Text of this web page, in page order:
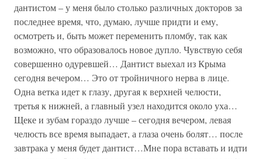
дантистом – у меня было столько различных докторов за
последнее время, что, думаю, лучше придти и ему,
осмотреть и, быть может переменить пломбу, так как
возможно, что образовалось новое дупло. Чувствую себя
совершенно одуревшей… Дантист выехал из Крыма
сегодня вечером… Это от тройничного нерва в лице.
Одна ветка идет к глазу, другая к верхней челюсти,
третья к нижней, а главный узел находится около уха…
Щеке и зубам гораздо лучше – сегодня вечером, левая
челюсть все время выпадает, а глаза очень болят… после
завтрака у меня будет дантист…Мне пора вставать и идти